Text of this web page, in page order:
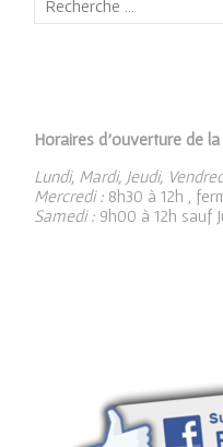
Horaires d’ouverture de
Lundi, Mardi, Jeudi,
Mercredi : 8h30 à 12h ,
Samedi : 9h00 à 12h sauf